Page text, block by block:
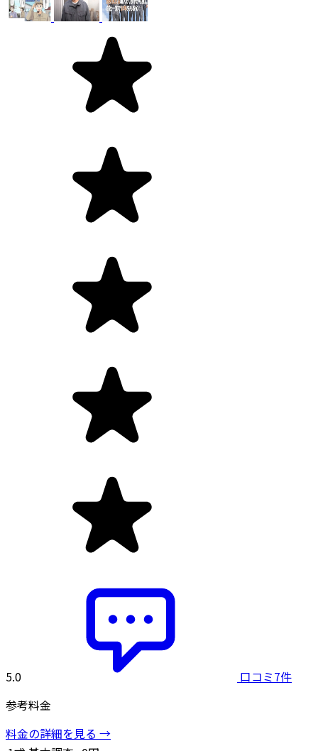
5.0
口コミ7件
参考料金
料金の詳細を見る →